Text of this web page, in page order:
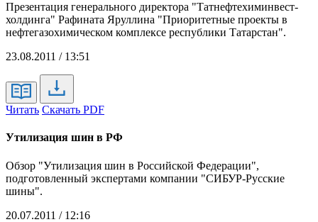
Презентация генерального директора "Татнефтехиминвест-
холдинга" Рафината Яруллина "Приоритетные проекты в
нефтегазохимическом комплексе республики Татарстан".
23.08.2011 / 13:51
Читать Скачать PDF
Утилизация шин в РФ
Обзор "Утилизация шин в Российской Федерации",
подготовленный экспертами компании "СИБУР-Русские
шины".
20.07.2011 / 12:16